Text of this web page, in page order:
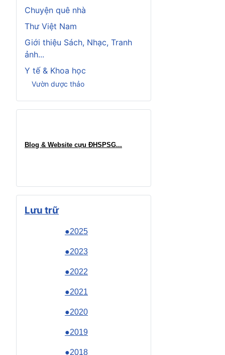
Chuyện quê nhà
Thư Việt Nam
Giới thiệu Sách, Nhạc, Tranh
ảnh...
Y tế & Khoa học
Vườn dược thảo
Blog & Website cựu ĐHSPSG...
Lưu trữ
●2025
●2023
●2022
●2021
●2020
●2019
●2018